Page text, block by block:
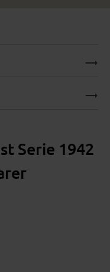
Serie 1942